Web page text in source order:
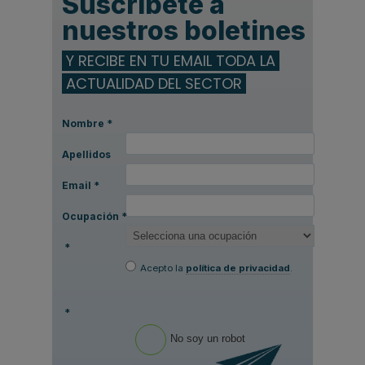
nuestros boletines
Y RECIBE EN TU EMAIL TODA LA
ACTUALIDAD DEL SECTOR
Nombre *
Apellidos
Email *
Ocupación *
*
Acepto la política de privacidad
*
No soy un robot